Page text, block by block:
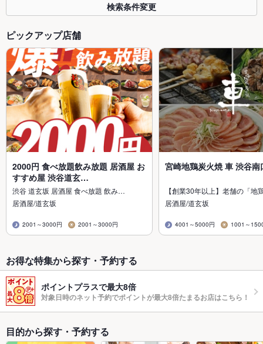
検索条件変更
ピックアップ店舗
2000円 食べ放題飲み放題 居酒屋 お
すすめ屋 渋谷道玄…
渋谷 道玄坂 居酒屋 食べ放題 飲み…
居酒屋/道玄坂
2001～3000円 2001～3000円
宮崎地鶏炭火焼 車 渋谷南
【創業30年以上】老舗の「
居酒屋/道玄坂
4001～5000円 1001～
お得な特集から探す・予約する
ポイントプラスで最大8倍
対象日時のネット予約でポイントが最大8倍たまるお店はこちら！
目的から探す・予約する